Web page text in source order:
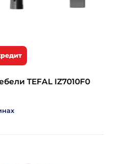
TEFAL IZ7010F0